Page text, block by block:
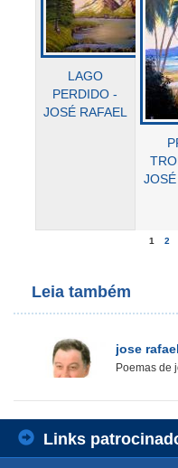
LAGO
PERDIDO -
JOSÉ RAFAEL
1 2
Leia também
jose rafael
Poemas de
Links